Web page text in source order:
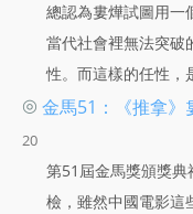
總認為婁燁試圖用一
當代社會裡無法突破
性。而這樣的任性，
◎ 金馬51：《推拿》
20
第51屆金馬獎頒獎
檢，雖然中國電影這